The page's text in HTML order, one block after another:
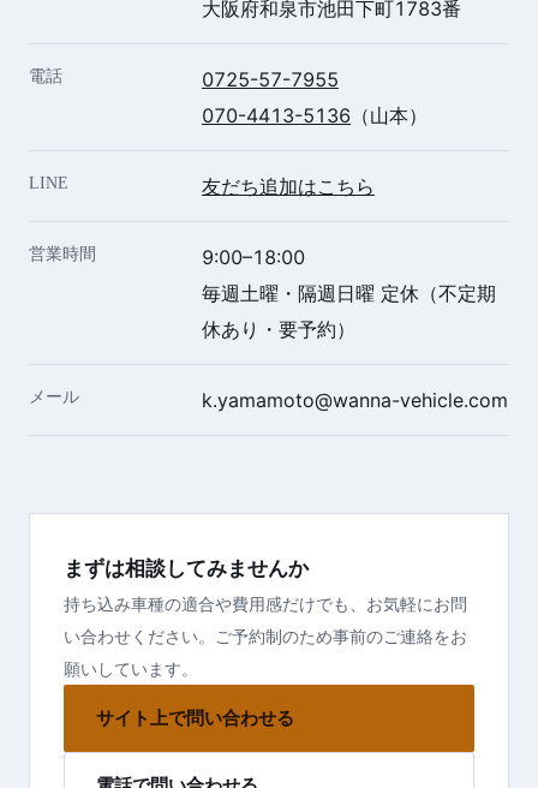
大阪府和泉市池田下町1783番
電話
0725-57-7955
070-4413-5136 （山本）
LINE 友だち追加はこちら
営業時間
9:00–18:00
毎週土曜・隔週日曜 定休（不定期
休あり・要予約）
メール k.yamamoto@wanna-vehicle.com
まずは相談してみませんか
持ち込み車種の適合や費用感だけでも、お気軽にお問
い合わせください。ご予約制のため事前のご連絡をお
願いしています。
サイト上で問い合わせる